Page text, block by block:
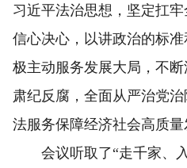
习近平法治思想，坚定扛
信心决心，以讲政治的标
极主动服务发展大局，不
肃纪反腐，全面从严治党
法服务保障经济社会高质量
会议听取了“走千家、入